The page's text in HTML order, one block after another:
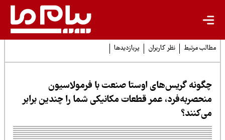
مرتبط نظر کاربران پربازدیدها
گریس‌های اوستا صنعت با فرمولاسیون
عمر قطعات مکانیکی شما را چندین برابر